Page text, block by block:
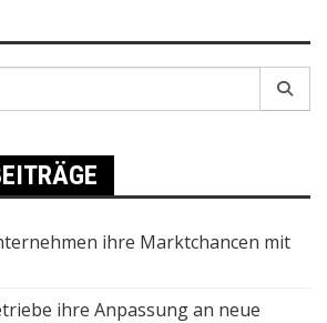
ihre Marktchancen mit
ihre Anpassung an neue